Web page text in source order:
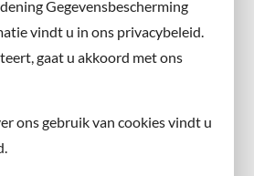
Gegevensbescherming
vindt u in ons privacybeleid.
gaat u akkoord met ons
ons gebruik van cookies vindt u
met de gemeente